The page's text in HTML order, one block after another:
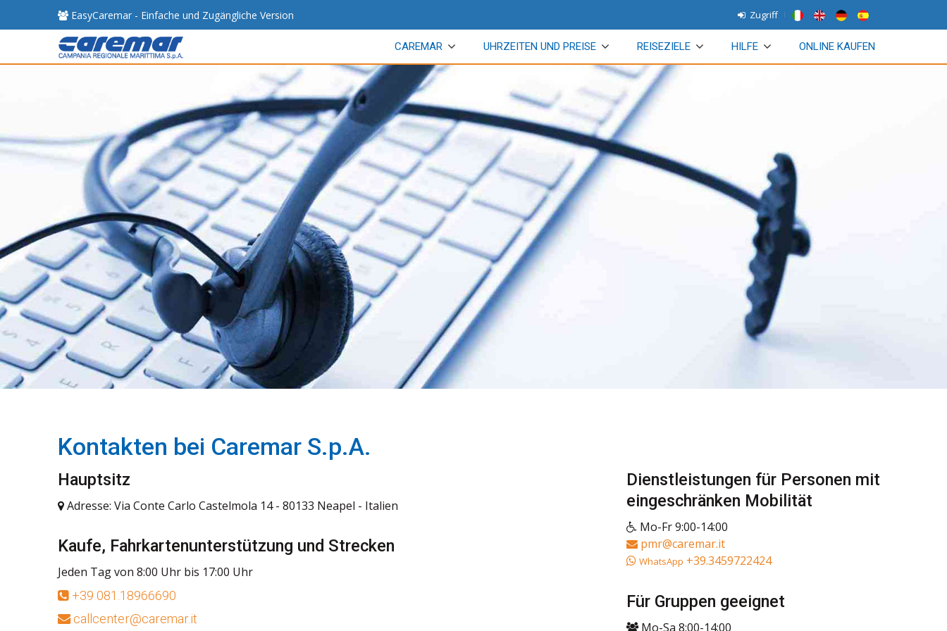
EasyCaremar - Einfache und Zugängliche Version Zugriff
CAREMAR UHRZEITEN UND PREISE REISEZIELE HILFE ONLINE KAUFEN
Kontakten bei Caremar S.p.A.
Hauptsitz
Adresse: Via Conte Carlo Castelmola 14 - 80133 Neapel - Italien
Kaufe, Fahrkartenunterstützung und Strecken
Jeden Tag von 8:00 Uhr bis 17:00 Uhr
+39 081.18966690
callcenter@caremar.it
Dienstleistungen für Personen mit
eingeschränken Mobilität
Mo-Fr 9:00-14:00
pmr@caremar.it
WhatsApp +39.3459722424
Für Gruppen geeignet
Mo-Sa 8:00-14:00